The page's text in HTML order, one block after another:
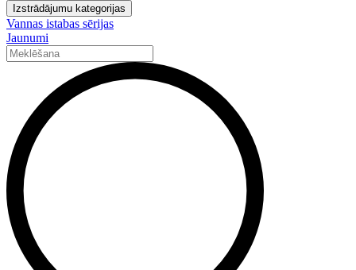
Izstrādājumu kategorijas
Vannas istabas sērijas
Jaunumi